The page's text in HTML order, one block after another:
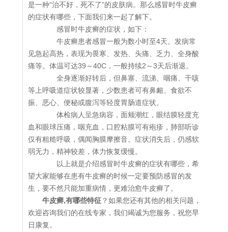
是一种“治不好，死不了”的皮肤病。那么感冒时牛皮癣
的症状有哪些，下面我们来一起了解下。
感冒时牛皮癣的症状，如下：
牛皮癣患者感冒一般为数小时至4天。发病常
见急起高热，表现为畏寒、发热、头痛、乏力、全身酸
痛等。体温可达39～40C，一般持续2～3天后渐退。
全身逐渐好转后，但鼻塞、流涕、咽痛、干咳
等上呼吸道症状较显著，少数患者可有鼻衄、食欲不
振、恶心、便秘或腹泻等轻度胃肠道症状。
体检病人呈急病容，面颊潮红，眼结膜轻度充
血和眼球压痛，咽充血，口腔粘膜可有疱疹，肺部听诊
仅有粗糙呼吸，偶闻胸膜摩擦音。症状消失后，仍感软
弱无力，精神较差，体力恢复缓慢。
以上就是介绍感冒时牛皮癣的症状有哪些，希
望大家能够在患有牛皮癣的时候一定要预防感冒的发
生，要不然只能加重病情，更难治愈牛皮癣了。
牛皮癣,有哪些特征 ？如果您还有其他的相关问题，
欢迎咨询我们的在线专家，我们竭诚为您服务，祝您早
日康复。